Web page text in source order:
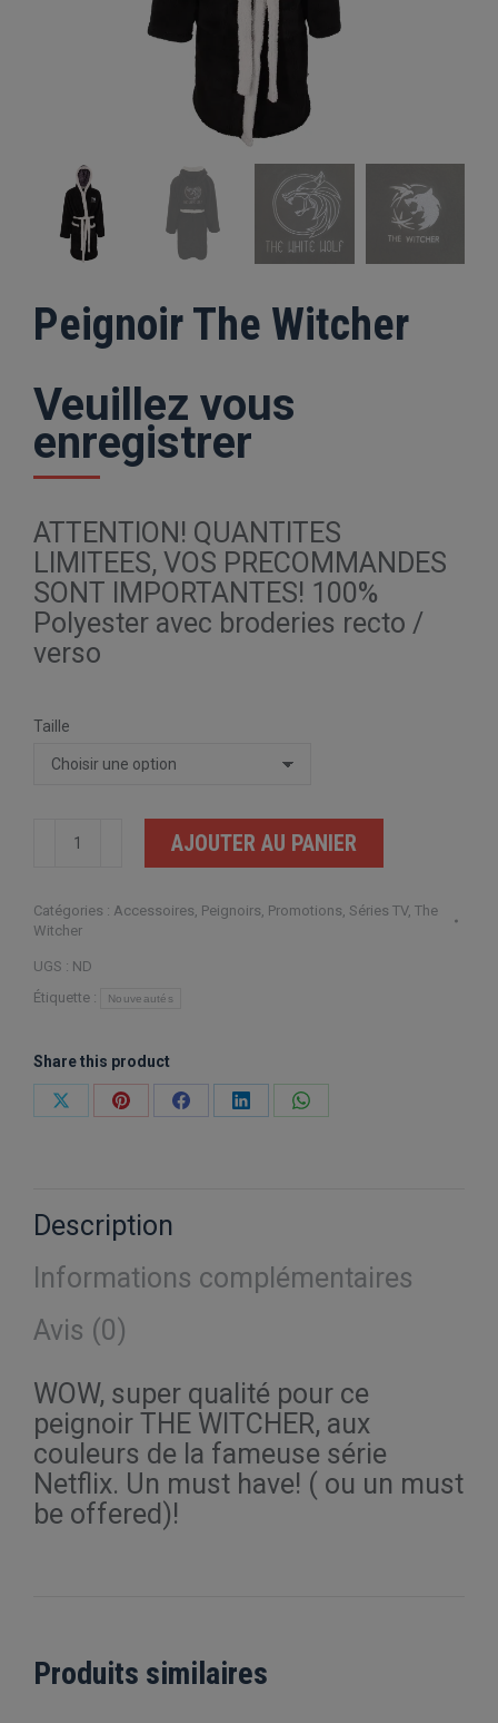
Peignoir The Witcher
Veuillez vous
enregistrer
ATTENTION! QUANTITES
LIMITEES, VOS PRECOMMANDES
SONT IMPORTANTES! 100%
Polyester avec broderies recto /
verso
Taille
quantité
The
AJOUTER AU PANIER
Catégories : Accessoires Peignoirs Promotions Séries TV, The
Witcher
UGS : ND
Étiquette :
Nouveautés
Share this product
PartagerPartagerPartagerPartagerPartager
Description
Informations complémentaires
Avis (0)
WOW, super qualité pour ce
peignoir THE WITCHER, aux
couleurs de la fameuse série
Netflix. Un must have! ( ou un must
be offered)!
Produits similaires